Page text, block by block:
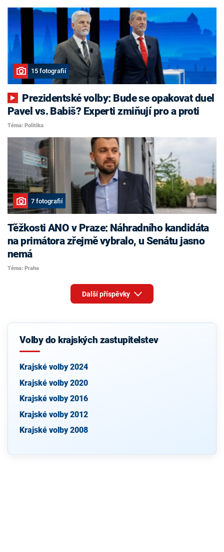
15 fotografií
Pavel vs. Babiš? Experti zmiňují pro a proti
Téma: Politika
7 fotografií
Těžkosti ANO v Praze: Náhradního kandidáta
na primátora zřejmě vybralo, u Senátu jasno
nemá
Téma: Praha
Další příspěvky
Volby do krajských zastupitelstev
Krajské volby 2024
Krajské volby 2020
Krajské volby 2016
Krajské volby 2012
Krajské volby 2008